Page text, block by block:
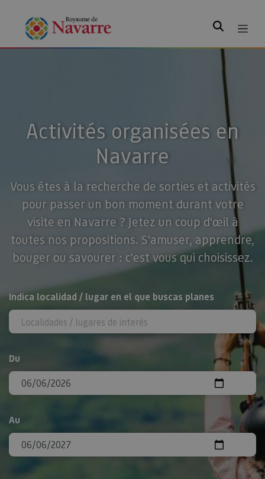
Rechercher
Activités organisées en
Navarre
Vous êtes à la recherche de sorties et activités
pour passer un bon moment durant votre
visite en Navarre ? Jetez un coup d'œil à
toutes nos propositions. S'amuser, apprendre,
bouger ou savourer : c'est vous qui choisissez.
Rechercher
Indica localidad / lugar en el que buscas planes
Du
Au